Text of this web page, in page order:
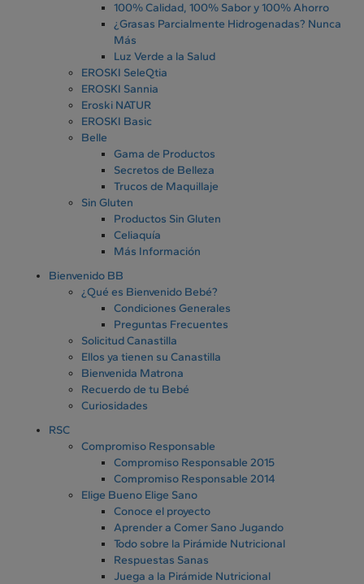
100% Calidad, 100% Sabor y 100% Ahorro
¿Grasas Parcialmente Hidrogenadas? Nunca
Más
Luz Verde a la Salud
EROSKI SeleQtia
EROSKI Sannia
Eroski NATUR
EROSKI Basic
Belle
Gama de Productos
Secretos de Belleza
Trucos de Maquillaje
Sin Gluten
Productos Sin Gluten
Celiaquía
Más Información
Bienvenido BB
¿Qué es Bienvenido Bebé?
Condiciones Generales
Preguntas Frecuentes
Solicitud Canastilla
Ellos ya tienen su Canastilla
Bienvenida Matrona
Recuerdo de tu Bebé
Curiosidades
RSC
Compromiso Responsable
Compromiso Responsable 2015
Compromiso Responsable 2014
Elige Bueno Elige Sano
Conoce el proyecto
Aprender a Comer Sano Jugando
Todo sobre la Pirámide Nutricional
Respuestas Sanas
Juega a la Pirámide Nutricional